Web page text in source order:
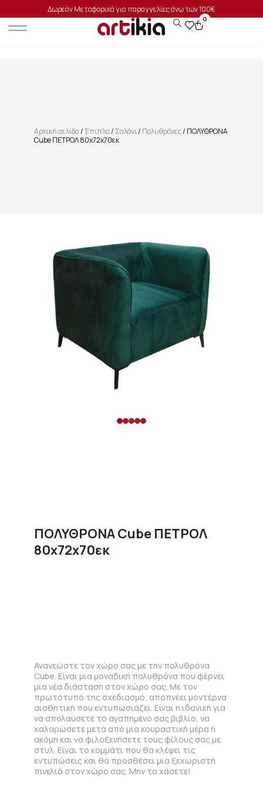
Δωρεάν Μεταφορικά για παραγγελίες άνω των 100€
0
Αρχική σελίδα/Έπιπλα/ Σαλόνι/ Πολυθρόνες/ ΠΟΛΥΘΡΟΝΑ
Cube ΠΕΤΡΟΛ 80x72x70εκ
ΠΟΛΥΘΡΟΝΑ Cube ΠΕΤΡΟΛ
80x72x70εκ
Ανανεώστε τον χώρο σας με την πολυθρόνα
Cube. Είναι μια μοναδική πολυθρόνα που φέρνει
μια νέα διάσταση στον χώρο σας. Με τον
πρωτότυπό της σχεδιασμό, αποπνέει μοντέρνα
αισθητική που εντυπωσιάζει. Είναι η ιδανική για
να απολαύσετε το αγαπημένο σας βιβλίο, να
χαλαρώσετε μετά από μια κουραστική μέρα ή
ακόμη και να φιλοξενήσετε τους φίλους σας με
στυλ. Είναι το κομμάτι που θα κλέψει τις
εντυπώσεις και θα προσθέσει μια ξεχωριστή
πινελιά στον χώρο σας. Μην το χάσετε!